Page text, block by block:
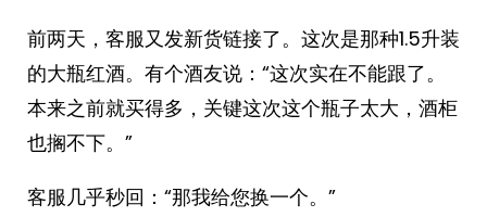
前两天，客服又发新货链接了。这次是那种1.5升装
的大瓶红酒。有个酒友说：“这次实在不能跟了。
本来之前就买得多，关键这次这个瓶子太大，酒柜
也搁不下。”
客服几乎秒回：“那我给您换一个。”